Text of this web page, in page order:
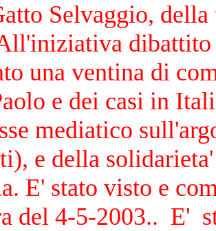
Selvaggio,
dibattito
una ventina di
e dei casi in
mediatico
e della
E' stato visto e
del 4-5-2003.. E'